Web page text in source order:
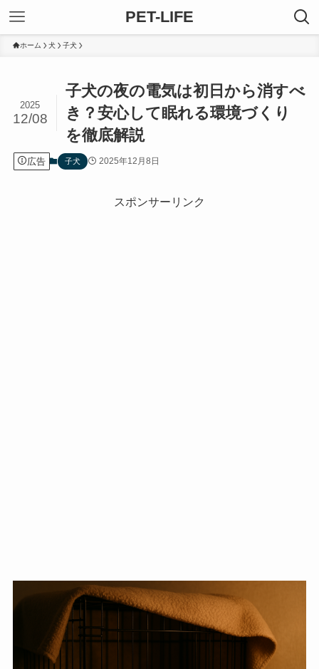
PET-LIFE
ホーム 犬 子犬
子犬の夜の電気は初日から消すべ
き？安心して眠れる環境づくり
を徹底解説
2025
12/08
広告 子犬 2025年12月8日
スポンサーリンク